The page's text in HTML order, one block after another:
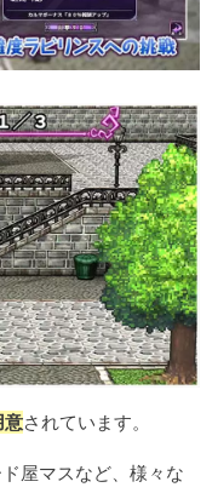
意されています。
屋マスなど、様々な